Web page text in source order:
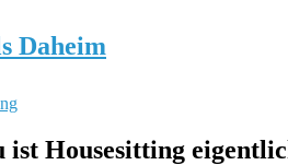
ist Housesitting